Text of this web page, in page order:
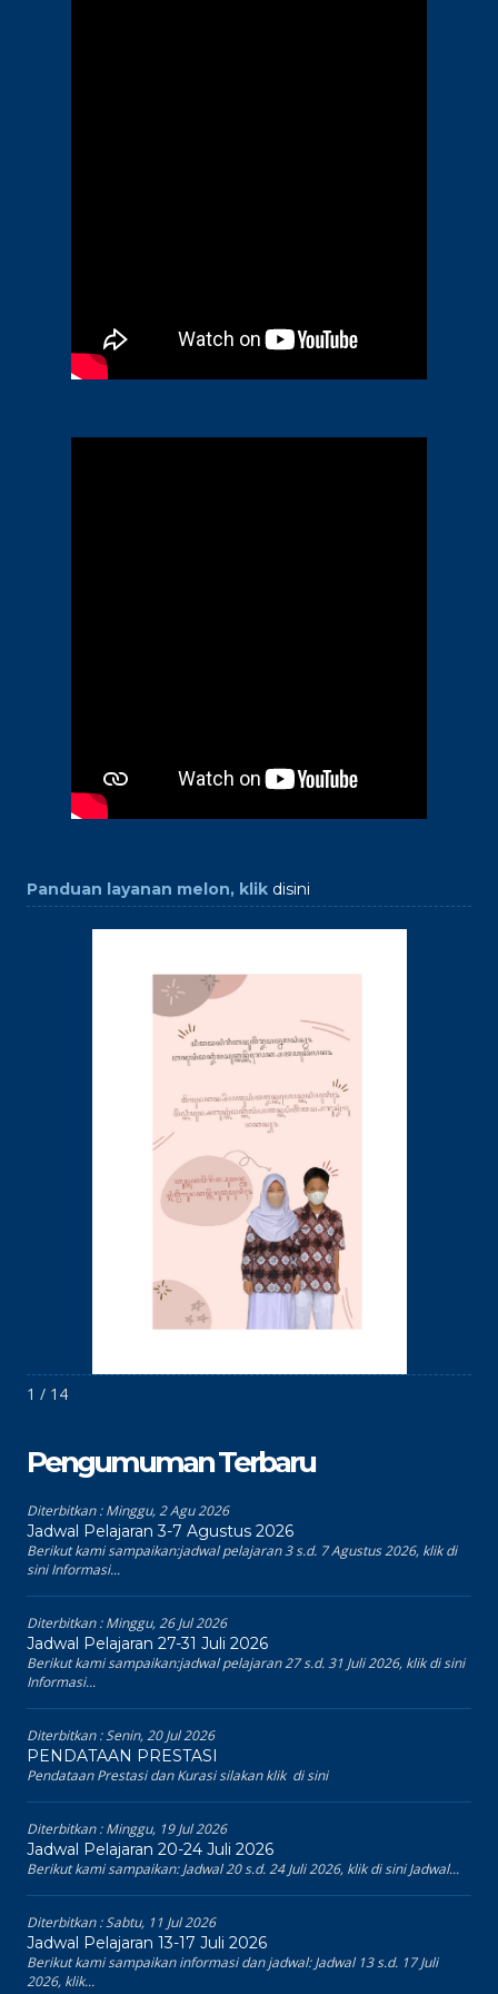
Panduan layanan melon, klik disini
1 / 14
Pengumuman Terbaru
Diterbitkan :Minggu, 2 Agu 2026
Jadwal Pelajaran 3-7 Agustus 2026
Berikut kami sampaikan:jadwal pelajaran 3 s.d. 7 Agustus 2026, klik di
sini Informasi...
Diterbitkan :Minggu, 26 Jul 2026
Jadwal Pelajaran 27-31 Juli 2026
Berikut kami sampaikan:jadwal pelajaran 27 s.d. 31 Juli 2026, klik di sini
Informasi...
Diterbitkan :Senin, 20 Jul 2026
PENDATAAN PRESTASI
Pendataan Prestasi dan Kurasi silakan klik di sini
Diterbitkan :Minggu, 19 Jul 2026
Jadwal Pelajaran 20-24 Juli 2026
Berikut kami sampaikan: Jadwal 20 s.d. 24 Juli 2026, klik di sini Jadwal...
Diterbitkan :Sabtu, 11 Jul 2026
Jadwal Pelajaran 13-17 Juli 2026
Berikut kami sampaikan informasi dan jadwal: Jadwal 13 s.d. 17 Juli
2026, klik...